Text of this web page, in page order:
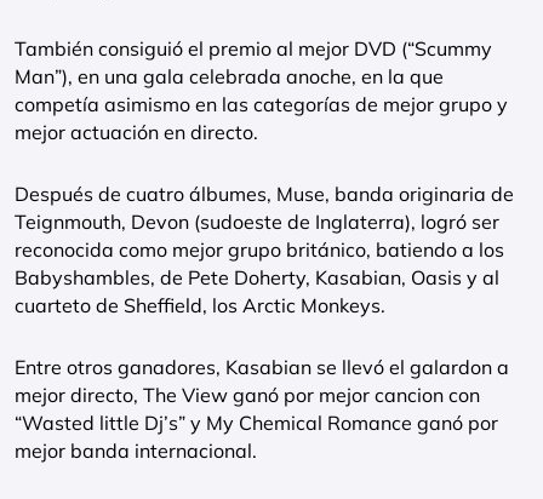
También consiguió el premio al mejor DVD (“Scummy
Man”), en una gala celebrada anoche, en la que
competía asimismo en las categorías de mejor grupo y
mejor actuación en directo.
Después de cuatro álbumes, Muse, banda originaria de
Teignmouth, Devon (sudoeste de Inglaterra), logró ser
reconocida como mejor grupo británico, batiendo a los
Babyshambles, de Pete Doherty, Kasabian, Oasis y al
cuarteto de Sheffield, los Arctic Monkeys.
Entre otros ganadores, Kasabian se llevó el galardon a
mejor directo, The View ganó por mejor cancion con
“Wasted little Dj’s” y My Chemical Romance ganó por
mejor banda internacional.